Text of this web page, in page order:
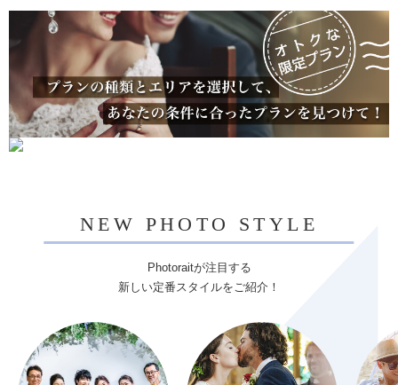
NEW PHOTO STYLE
Photoraitが注目する
新しい定番スタイルをご紹介！